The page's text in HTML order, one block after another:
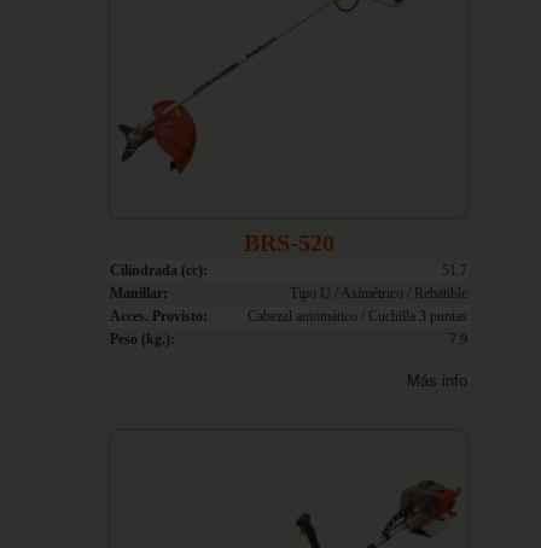
BRS-520
Cilindrada (cc):
51.7
Manillar:
Tipo U / Asimétrico / Rebatible
Acces. Provisto:
Cabezal automático / Cuchilla 3 puntas
Peso (kg.):
7.9
Más info